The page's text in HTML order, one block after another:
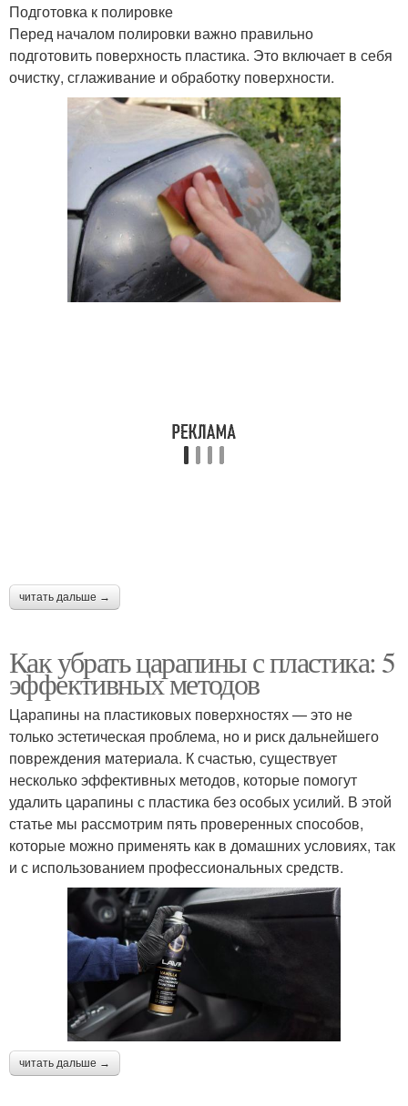
Подготовка к полировке
Перед началом полировки важно правильно
подготовить поверхность пластика. Это включает в себя
очистку, сглаживание и обработку поверхности.
читать дальше →
Как убрать царапины с пластика: 5
эффективных методов
Царапины на пластиковых поверхностях — это не
только эстетическая проблема, но и риск дальнейшего
повреждения материала. К счастью, существует
несколько эффективных методов, которые помогут
удалить царапины с пластика без особых усилий. В этой
статье мы рассмотрим пять проверенных способов,
которые можно применять как в домашних условиях, так
и с использованием профессиональных средств.
читать дальше →